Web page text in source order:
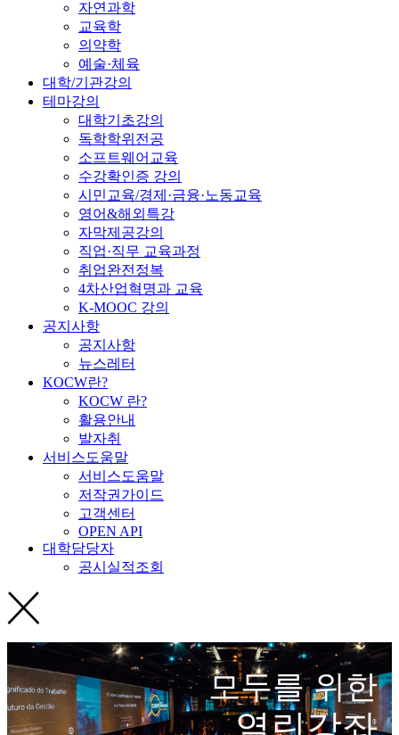
자연과학
교육학
의약학
예술·체육
대학/기관강의
테마강의
대학기초강의
독학학위전공
소프트웨어교육
수강확인증 강의
시민교육/경제·금융·노동교육
영어&해외특강
자막제공강의
직업·직무 교육과정
취업완전정복
4차산업혁명과 교육
K-MOOC 강의
공지사항
공지사항
뉴스레터
KOCW란?
KOCW 란?
활용안내
발자취
서비스도움말
서비스도움말
저작권가이드
고객센터
OPEN API
대학담당자
공시실적조회
모두를 위한